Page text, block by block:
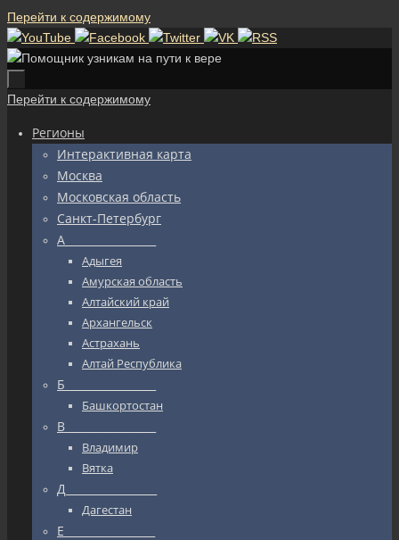
Перейти к содержимому
Перейти к содержимому
Регионы
Интерактивная карта
Москва
Московская область
Санкт-Петербург
А_________________
Адыгея
Амурская область
Алтайский край
Архангельск
Астрахань
Алтай Республика
Б_________________
Башкортостан
В_________________
Владимир
Вятка
Д_________________
Дагестан
Е_________________